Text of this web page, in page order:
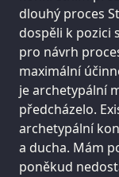
dlouhý proces
dospěli k pozici
pro návrh
maximální
je archetypální
předcházelo.
archetypální
a ducha. Mám
poněkud